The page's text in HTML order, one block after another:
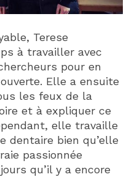
Terese
à travailler avec
pour en
Elle a ensuite
les feux de la
et à expliquer ce
elle travaille
dentaire bien qu’elle
passionnée
qu’il y a encore